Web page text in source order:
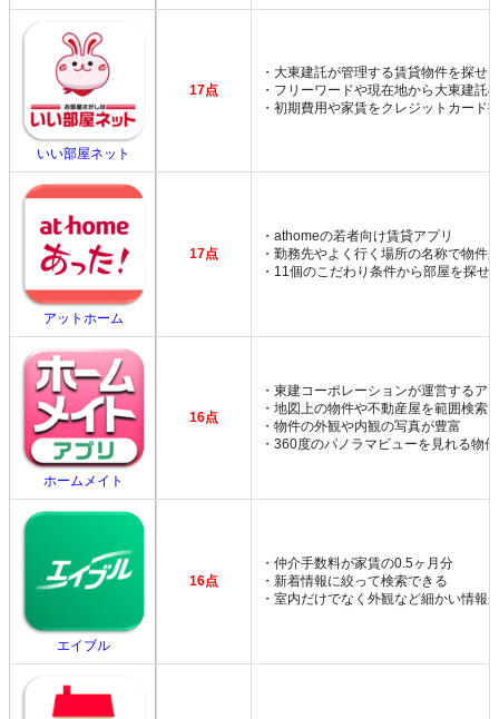
いい部屋ネット
17点
・大東建託が管理する賃貸物件を探せ
・フリーワードや現在地から大東建託
・初期費用や家賃をクレジットカード
アットホーム
17点
・athomeの若者向け賃貸アプリ
・勤務先やよく行く場所の名称で物件
・11個のこだわり条件から部屋を探せ
ホームメイト
16点
・東建コーポレーションが運営するア
・地図上の物件や不動産屋を範囲検索
・物件の外観や内観の写真が豊富
・360度のパノラマビューを見れる物
エイブル
16点
・仲介手数料が家賃の0.5ヶ月分
・新着情報に絞って検索できる
・室内だけでなく外観など細かい情報